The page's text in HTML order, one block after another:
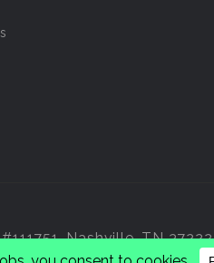
Nashville, TN 37222